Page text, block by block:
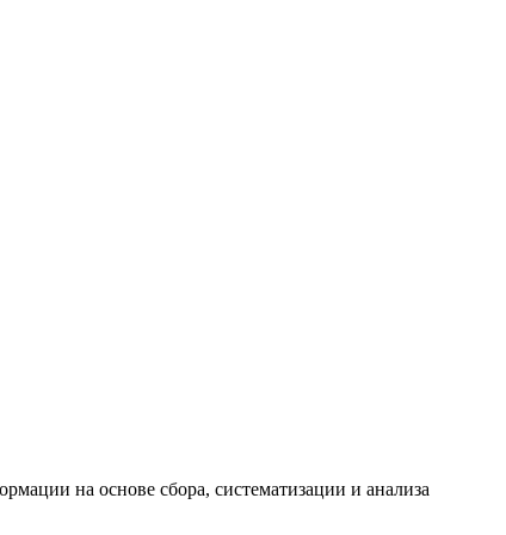
на основе сбора, систематизации и анализа